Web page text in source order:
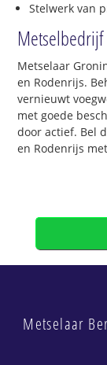
Stelwerk van
Metselaar
en Rodenrijs.
vernieuwt
met goede
door actief. Bel
en Rodenrijs
Metselaar